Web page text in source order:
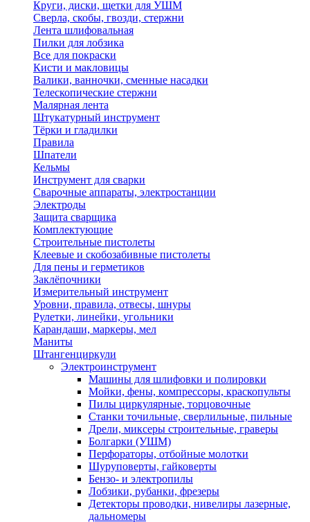
Круги, диски, щетки для УШМ
Сверла, скобы, гвозди, стержни
Лента шлифовальная
Пилки для лобзика
Все для покраски
Кисти и макловицы
Валики, ванночки, сменные насадки
Телескопические стержни
Малярная лента
Штукатурный инструмент
Тёрки и гладилки
Правила
Шпатели
Кельмы
Инструмент для сварки
Сварочные аппараты, электростанции
Электроды
Защита сварщика
Комплектующие
Строительные пистолеты
Клеевые и скобозабивные пистолеты
Для пены и герметиков
Заклёпочники
Измерительный инструмент
Уровни, правила, отвесы, шнуры
Рулетки, линейки, угольники
Карандаши, маркеры, мел
Маниты
Штангенциркули
Электроинструмент
Машины для шлифовки и полировки
Мойки, фены, компрессоры, краскопульты
Пилы циркулярные, торцовочные
Станки точильные, сверлильные, пильные
Дрели, миксеры строительные, граверы
Болгарки (УШМ)
Перфораторы, отбойные молотки
Шуруповерты, гайковерты
Бензо- и электропилы
Лобзики, рубанки, фрезеры
Детекторы проводки, нивелиры лазерные,
дальномеры